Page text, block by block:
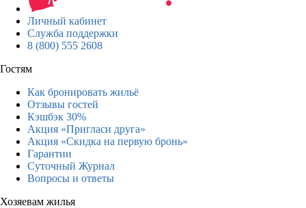
Личный кабинет
Служба поддержки
8 (800) 555 2608
Гостям
Как бронировать жильё
Отзывы гостей
Кэшбэк 30%
Акция «Пригласи друга»
Акция «Скидка на первую бронь»
Гарантии
Суточный Журнал
Вопросы и ответы
Хозяевам жилья